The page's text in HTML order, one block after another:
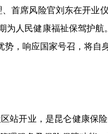
首席风险官刘东在开业
为人民健康福祉保驾护
势，响应国家号召，将自
站开业，是昆仑健康保